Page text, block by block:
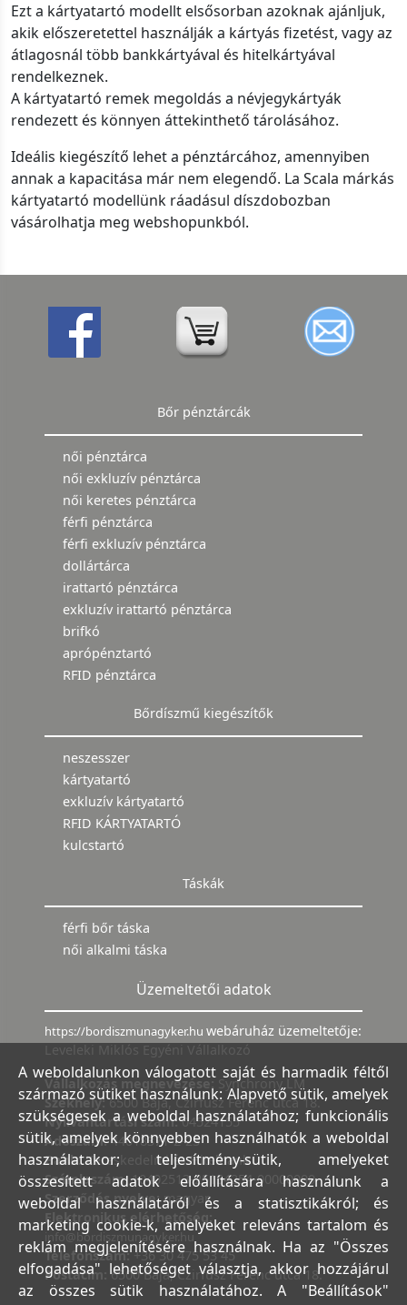
Ezt a kártyatartó modellt elsősorban azoknak ajánljuk,
akik előszeretettel használják a kártyás fizetést, vagy az
átlagosnál több bankkártyával és hitelkártyával
rendelkeznek.
A kártyatartó remek megoldás a névjegykártyák
rendezett és könnyen áttekinthető tárolásához.
Ideális kiegészítő lehet a pénztárcához, amennyiben
annak a kapacitása már nem elegendő. La Scala márkás
kártyatartó modellünk ráadásul díszdobozban
vásárolhatja meg webshopunkból.
Bőr pénztárcák
női pénztárca
női exkluzív pénztárca
női keretes pénztárca
férfi pénztárca
férfi exkluzív pénztárca
dollártárca
irattartó pénztárca
exkluzív irattartó pénztárca
brifkó
aprópénztartó
RFID pénztárca
Bőrdíszmű kiegészítők
neszesszer
kártyatartó
exkluzív kártyatartó
RFID KÁRTYATARTÓ
kulcstartó
Táskák
férfi bőr táska
női alkalmi táska
Üzemeltetői adatok
https://bordiszmunagyker.hu webáruház üzemeltetője:
Leveleki Miklós Egyéni Vállalkozó
Vállalkozás megnevezése: Synchrony LM
Székhely:6500 Baja, Czirfusz Ferenc utca 18.
Nyilvántartási szám:04524155
Adószám:44018371-2-23
Bank:Kereskedelmi és Hitelbank
Számlaszám:10402513-25154254-00000000
Szerződés nyelve:magyar
Elektronikus elérhetőség:
info@bordiszmunagyker.hu
Telefonszám: +36 30 475 53 45
Postacím:6500 Baja, Czirfusz Ferenc utca 18.
A weboldalunkon válogatott saját és harmadik féltől
származó sütiket használunk: Alapvető sütik, amelyek
szükségesek a weboldal használatához; funkcionális
sütik, amelyek könnyebben használhatók a weboldal
használatakor; teljesítmény-sütik, amelyeket
összesített adatok előállítására használunk a
weboldal használatáról és a statisztikákról; és
marketing cookie-k, amelyeket releváns tartalom és
reklám megjelenítésére használnak. Ha az "Összes
elfogadása" lehetőséget választja, akkor hozzájárul
az összes sütik használatához. A "Beállítások"